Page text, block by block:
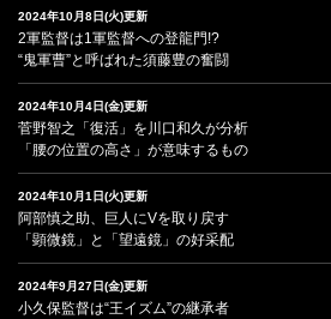
2024年10月8日(火)更新
2軍監督は1軍監督への登龍門!?
“鬼軍曹”と呼ばれた須藤豊の奮闘
2024年10月4日(金)更新
菅野智之「復活」を川口和久が分析
「腰の位置の高さ」が意味するもの
2024年10月1日(火)更新
阿部慎之助、巨人にVを取り戻す
「顕微鏡」と「望遠鏡」の好采配
2024年9月27日(金)更新
小久保監督は“王イズム”の継承者